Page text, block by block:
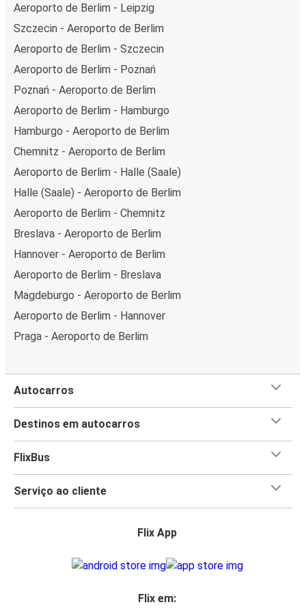
Aeroporto de Berlim - Leipzig
Szczecin - Aeroporto de Berlim
Aeroporto de Berlim - Szczecin
Aeroporto de Berlim - Poznań
Poznań - Aeroporto de Berlim
Aeroporto de Berlim - Hamburgo
Hamburgo - Aeroporto de Berlim
Chemnitz - Aeroporto de Berlim
Aeroporto de Berlim - Halle (Saale)
Halle (Saale) - Aeroporto de Berlim
Aeroporto de Berlim - Chemnitz
Breslava - Aeroporto de Berlim
Hannover - Aeroporto de Berlim
Aeroporto de Berlim - Breslava
Magdeburgo - Aeroporto de Berlim
Aeroporto de Berlim - Hannover
Praga - Aeroporto de Berlim
Autocarros
Destinos em autocarros
FlixBus
Serviço ao cliente
Flix App
Flix em: